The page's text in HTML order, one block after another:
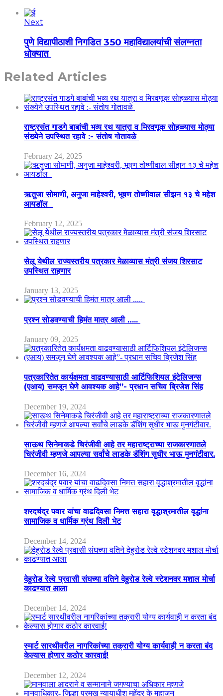
Next
पुणे विद्यापीठाशी निगडित 350 महाविद्यालयांची संलग्नता
धोक्यात
Related Articles
राष्ट्रसंत गाडगे बाबांची भव्य रथ यात्रा व मिरवणूक सोहळ्यास मोठ्या
संख्येने उपस्थित रहावे :- संतोष गोतावळे
February 24, 2025
ऋतुजा सोमाणी, अनुजा माहेश्वरी, भूषण तोष्णीवाल सीझन १३ चे महेश
आयडॉल
February 12, 2025
सेलू येथील राज्यस्तरीय पत्रकार मेळाव्यास मंत्री संजय शिरसाट
उपस्थित राहणार
January 13, 2025
प्रश्न सोडवण्याची हिमंत मात्र आली …..
January 09, 2025
पत्रकारितेत कार्यक्षमता वाढवण्यासाठी आर्टिफिशियल इंटेलिजन्स
(एआय) समजून घेणे आवश्यक आहे”- प्रधान सचिव ब्रिजेश सिंह
December 19, 2024
साऊथ सिनेमाकडे चिरंजीवी आहे तर महाराष्ट्राच्या राजकारणातले
चिरंजीवी म्हणजे आपल्या सर्वांचे लाडके डॅशिंग सुधीर भाऊ मुनगंटीवार.
December 16, 2024
शरदचंद्र पवार यांचा वाढदिवसा निमत्त सहारा वृद्धाश्रमातील वृद्धांना
सामाजिक व धार्मिक ग्रंथ दिली भेट
December 14, 2024
देहुरोड रेल्वे प्रवासी संघच्या वतिने देहुरोड रेल्वे स्टेशनवर मशाल मोर्चा
काढण्यात आला
December 14, 2024
स्मार्ट सारथीवरील नागरिकांच्या तक्रारी योग्य कार्यवाही न करता बंद
केल्यास होणार कठोर कारवाई!
December 12, 2024